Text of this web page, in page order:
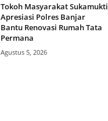
Tokoh Masyarakat Sukamukti
Apresiasi Polres Banjar
Bantu Renovasi Rumah Tata
Permana
Agustus 5, 2026